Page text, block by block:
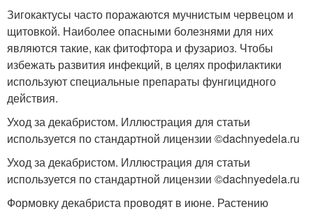
Зигокактусы часто поражаются мучнистым червецом и
щитовкой. Наиболее опасными болезнями для них
являются такие, как фитофтора и фузариоз. Чтобы
избежать развития инфекций, в целях профилактики
используют специальные препараты фунгицидного
действия.
Уход за декабристом. Иллюстрация для статьи
используется по стандартной лицензии ©dachnyedela.ru
Уход за декабристом. Иллюстрация для статьи
используется по стандартной лицензии ©dachnyedela.ru
Формовку декабриста проводят в июне. Растению